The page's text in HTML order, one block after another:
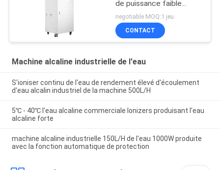
de puissance faible
d'Ionizer de l'eau
industrielle d'ORP
-900mv
negotiable MOQ:1 jeu
CONTACT
Machine alcaline industrielle de l'eau
S'ioniser continu de l'eau de rendement élevé d'écoulement
d'eau alcalin industriel de la machine 500L/H
5℃ - 40℃ l'eau alcaline commerciale Ionizers produisant l'eau
alcaline forte
machine alcaline industrielle 150L/H de l'eau 1000W produite
avec la fonction automatique de protection